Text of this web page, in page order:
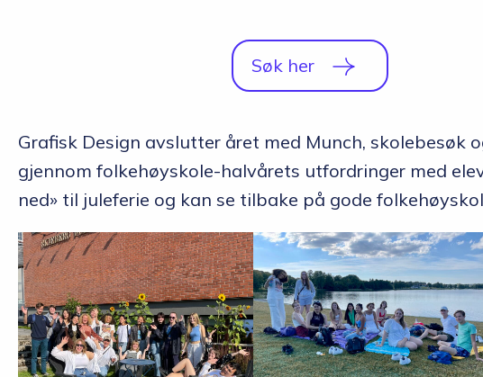
Søk her
Grafisk Design avslutter året med Munch, skolebesøk
gjennom folkehøyskole-halvårets utfordringer med
ned» til juleferie og kan se tilbake på gode